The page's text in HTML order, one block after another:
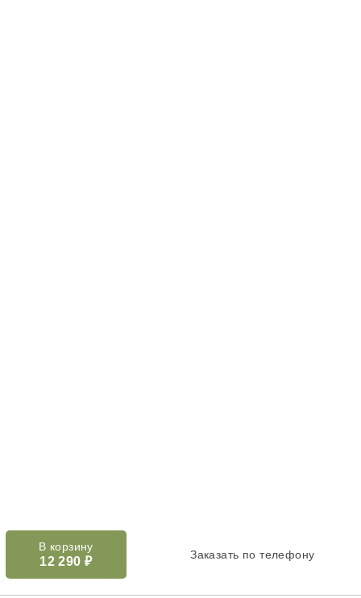
В корзину
12 290 ₽ Заказать по телефону